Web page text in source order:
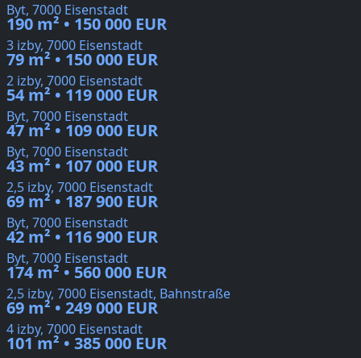
Byt, 7000 Eisenstadt
190 m² • 150 000 EUR
3 izby, 7000 Eisenstadt
79 m² • 150 000 EUR
2 izby, 7000 Eisenstadt
54 m² • 119 000 EUR
Byt, 7000 Eisenstadt
47 m² • 109 000 EUR
Byt, 7000 Eisenstadt
43 m² • 107 000 EUR
2,5 izby, 7000 Eisenstadt
69 m² • 187 900 EUR
Byt, 7000 Eisenstadt
42 m² • 116 900 EUR
Byt, 7000 Eisenstadt
174 m² • 560 000 EUR
2,5 izby, 7000 Eisenstadt, Bahnstraße
69 m² • 249 000 EUR
4 izby, 7000 Eisenstadt
101 m² • 385 000 EUR